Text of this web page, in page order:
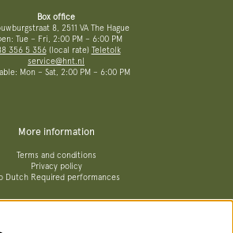
Box office
8, 2511 VA The Hague
Tue – Fri, 2:00 PM – 6:00 PM
356 5 356(local rate) Teletolk
service@hnt.nl
Mon – Sat, 2:00 PM – 6:00 PM
More information
Terms and conditions
Privacy policy
Dutch Required performances